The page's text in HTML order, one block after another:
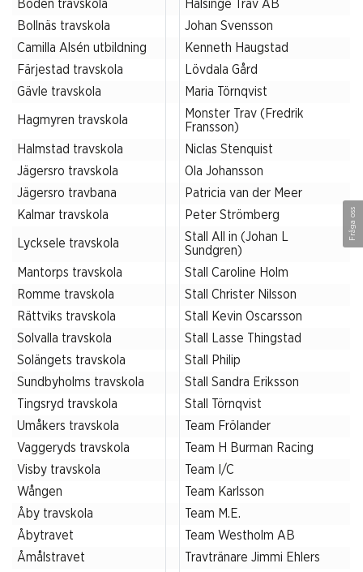
Boden travskola
Hälsinge Trav AB
Bollnäs travskola
Johan Svensson
Camilla Alsén utbildning
Kenneth Haugstad
Färjestad travskola
Lövdala Gård
Gävle travskola
Maria Törnqvist
Hagmyren travskola
Monster Trav (Fredrik
Fransson)
Halmstad travskola
Niclas Stenquist
Jägersro travskola
Ola Johansson
Jägersro travbana
Patricia van der Meer
Kalmar travskola
Peter Strömberg
Lycksele travskola
Stall All in (Johan L
Sundgren)
Mantorps travskola
Stall Caroline Holm
Romme travskola
Stall Christer Nilsson
Rättviks travskola
Stall Kevin Oscarsson
Solvalla travskola
Stall Lasse Thingstad
Solängets travskola
Stall Philip
Sundbyholms travskola
Stall Sandra Eriksson
Tingsryd travskola
Stall Törnqvist
Umåkers travskola
Team Frölander
Vaggeryds travskola
Team H Burman Racing
Visby travskola
Team I/C
Wången
Team Karlsson
Åby travskola
Team M.E.
Åbytravet
Team Westholm AB
Åmålstravet
Travtränare Jimmi Ehlers
Fråga oss